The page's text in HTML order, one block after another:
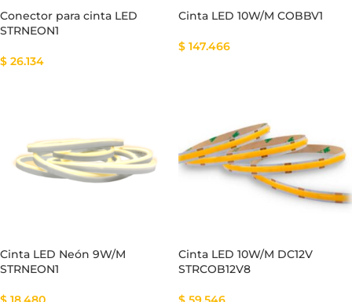
Conector para cinta LED
STRNEON1
$ 26.134
Cinta LED 10W/M COBBV1
$ 147.466
Cinta LED Neón 9W/M
STRNEON1
Cinta LED 10W/M DC12V
STRCOB12V8